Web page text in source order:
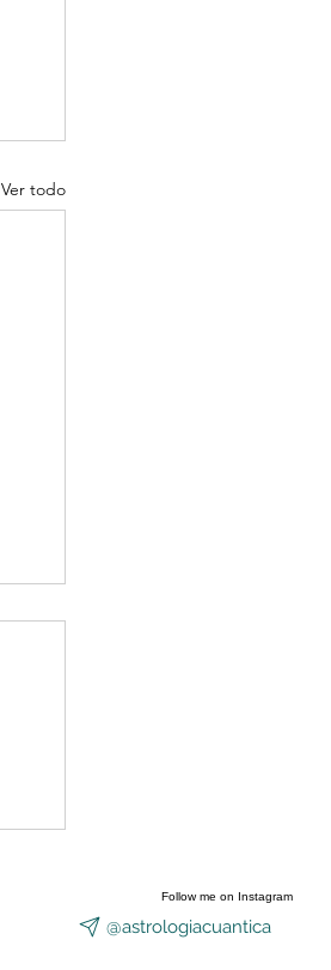
Ver todo
Follow me on Instagram
@astrologiacuantica